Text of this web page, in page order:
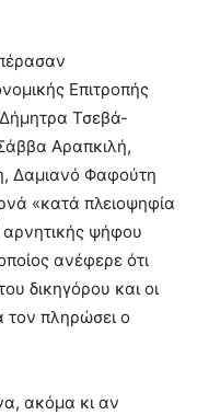
Επιτροπής
Τσεβά-
Αραπκιλή,
Δαμιανό Φαφούτη
«κατά πλειοψηφία
αρνητικής ψήφου
ανέφερε ότι
δικηγόρου και οι
τον πληρώσει ο
ακόμα κι αν